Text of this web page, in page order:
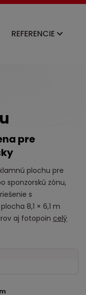
REFERENCIE
pre
plochu pre
sponzorskú zónu,
s
8,1 × 6,1 m
aj fotopoin celý